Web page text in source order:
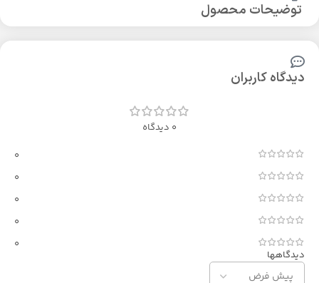
توضیحات محصول
دیدگاه کاربران
0 دیدگاه
0
0
0
0
0
دیدگاهها